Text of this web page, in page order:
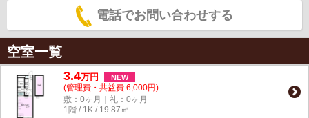
電話でお問い合わせする
空室一覧
3.4万円 NEW
(管理費・共益費 6,000円)
敷：0ヶ月｜礼：0ヶ月
1階 / 1K / 19.87㎡